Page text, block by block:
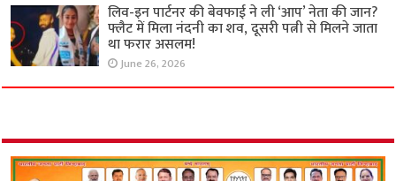
लिव-इन पार्टनर की बेवफाई ने ली ‘आप’ नेता की जान?
फ्लैट में मिला नंदनी का शव, दूसरी पत्नी से मिलने जाता
था फरार असलम!
June 26, 2026